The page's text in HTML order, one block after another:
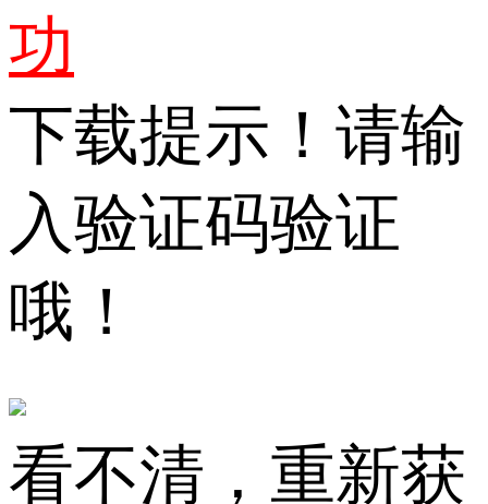
功
下载提示！请输
入验证码验证
哦！
看不清，重新获